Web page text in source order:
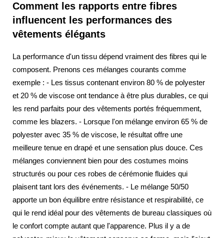
Comment les rapports entre fibres
influencent les performances des
vêtements élégants
La performance d'un tissu dépend vraiment des fibres qui le
composent. Prenons ces mélanges courants comme
exemple : - Les tissus contenant environ 80 % de polyester
et 20 % de viscose ont tendance à être plus durables, ce qui
les rend parfaits pour des vêtements portés fréquemment,
comme les blazers. - Lorsque l'on mélange environ 65 % de
polyester avec 35 % de viscose, le résultat offre une
meilleure tenue en drapé et une sensation plus douce. Ces
mélanges conviennent bien pour des costumes moins
structurés ou pour ces robes de cérémonie fluides qui
plaisent tant lors des événements. - Le mélange 50/50
apporte un bon équilibre entre résistance et respirabilité, ce
qui le rend idéal pour des vêtements de bureau classiques où
le confort compte autant que l'apparence. Plus il y a de